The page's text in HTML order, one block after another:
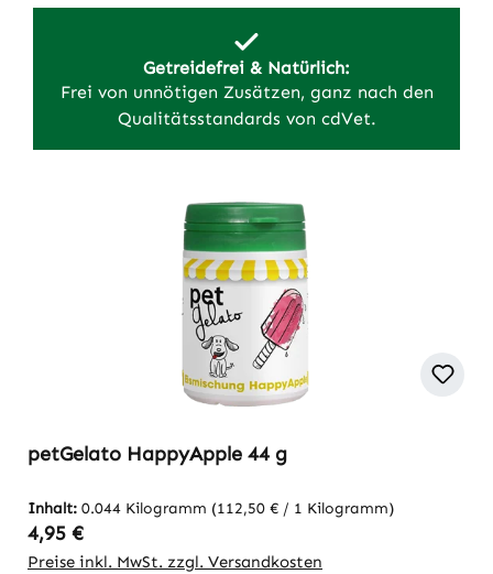
Getreidefrei & Natürlich:
Frei von unnötigen Zusätzen, ganz nach den
Qualitätsstandards von cdVet.
petGelato HappyApple 44 g
Inhalt: 0.044 Kilogramm (112,50 € / 1 Kilogramm)
Regulärer Preis:
4,95 €
Preise inkl. MwSt. zzgl. Versandkosten